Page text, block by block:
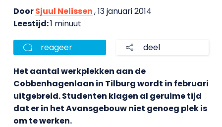
DoorSjuul Nelissen, 13 januari 2014
Leestijd:1 minuut
reageer deel
Het aantal werkplekken aan de
Cobbenhagenlaan in Tilburg wordt in februari
uitgebreid. Studenten klagen al geruime tijd
dat erin het Avansgebouwniet genoeg plek is
om te werken.